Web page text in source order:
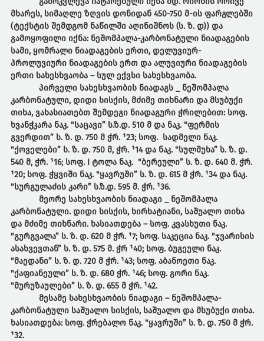
მხარეს, სიმაღლე ზღვის დონიდან 450-750 მ-ის ფარგლებში
(ტექსტის შემდგომ ნაწილში აღინიშნოს (ს. ზ. დ)) და
გამოყოფილი იქნა: ნეშომპალა-კარბონატული ნიადაგების
სამი, ყომრალი ნიადაგების ერთი, დელუვიურ-
პროლუვიური ნიადაგების ერთ და ალუვიური ნიადაგების
ერთი სახესხვაობა – სულ ექვსი სახესხვაობა.
პირველი სახესხვაობის ნიადაგს _ ნეშომპალა
კარბონატული, დიდი სისქის, მძიმე თიხნარი და მსუბუქი
თიხა, ვახასიათებთ შემდეგი ნიადაგური ჭრილებით: სოფ.
ხვანჭკარა ნაკ. "საცავი” ს.ზ.დ. 510 მ და ნაკ. "ფერმის
გვერდით” ს. ზ. დ. 750 მ ჭრ. ¹23; სოფ. სადმელი ნაკ.
"ქოველები” ს. ზ. დ. 750 მ, ჭრ. ¹14 და ნაკ. "სულმუხა” ს. ზ. დ.
540 მ, ჭრ. ¹16; სოფ. I ტოლა ნაკ. "ბერეული” ს. ზ. დ. 640 მ. ჭრ.
¹20; სოფ. ჭყვიში ნაკ. "ყავრუში” ს. ზ. დ. 615 მ ჭრ. ¹34 და ნაკ.
"სურგულაძის კარი” ს.ზ.დ. 595 მ. ჭრ. ¹36.
მეორე სახესხვაობის ნიადაგი _ ნეშომპალა
კარბონატული. დიდი სისქის, ხირხატიანი, საშუალო თიხა
და მძიმე თიხნარი. ხასიათდება – სოფ. კვასხუთი ნაკ.
"გურგვალა” ს. ზ. დ. 620 მ ჭრ. ¹7; სოფ. საკეცია ნაკ. "ჯვარისის
ასახვევთან” ს. ზ. დ. 575 მ. ჭრ ¹40; სოფ. ბუგეული ნაკ.
"მაედანი” ს. ზ. დ. 720 მ ჭრ. ¹43; სოფ. აბანოეთი ნაკ.
"ქაფიანეული” ს. ზ. დ. 680 ჭრ. ¹46; სოფ. გორი ნაკ.
"მურუზაულები” ს. ზ. დ. 655 მ ჭრ. ¹42.
მესამე სახესხვაობის ნიადაგი – ნეშომპალა-
კარბონატული საშუალო სისქის, საშუალო და მსუბუქი თიხა.
ხასიათდება: სოფ. ჭრებალო ნაკ. "ყავრუში” ს. ზ. დ. 750 მ ჭრ.
¹32.